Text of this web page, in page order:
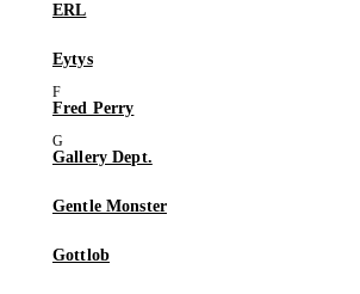
ERL
Eytys
Fred Perry
Gallery Dept.
Gentle Monster
Gottlob